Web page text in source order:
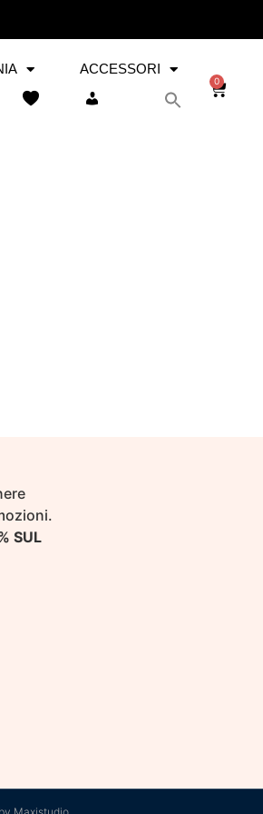
ACCESSORI
WISHLIST IL MIO ACCOUNT
0
SUL